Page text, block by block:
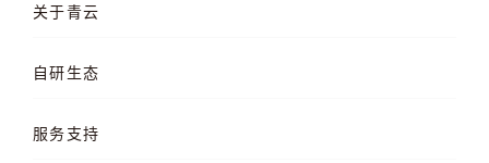
QKE 容器引擎
关于青云
品牌理念
自研生态
云易捷
服务支持